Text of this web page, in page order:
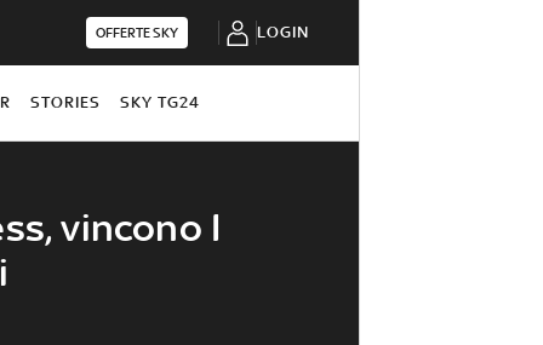
OFFERTE SKY LOGIN
STORIES SKY TG24
vincono I